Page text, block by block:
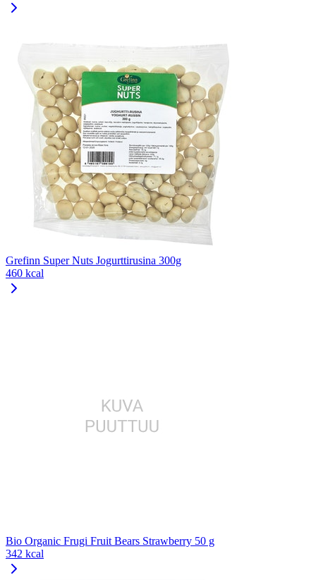
Grefinn Super Nuts Jogurttirusina 300g
460 kcal
Bio Organic Frugi Fruit Bears Strawberry 50 g
342 kcal